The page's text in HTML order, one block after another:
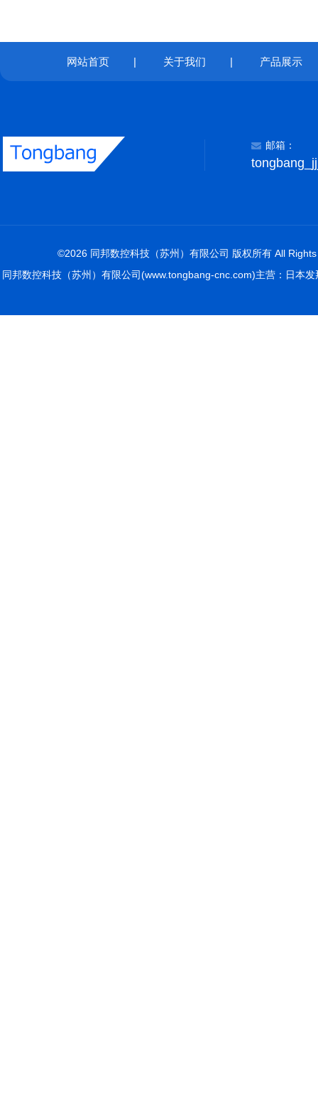
网站首页 | 关于我们 | 产品展示
邮箱：
©2026 同邦数控科技（苏州）有限公司 版权所有 All
同邦数控科技（苏州）有限公司(www.tongbang-cnc.com)主营：日本